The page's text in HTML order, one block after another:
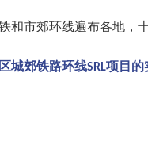
市郊环线遍布各地，
城郊铁路环线SRL项目的